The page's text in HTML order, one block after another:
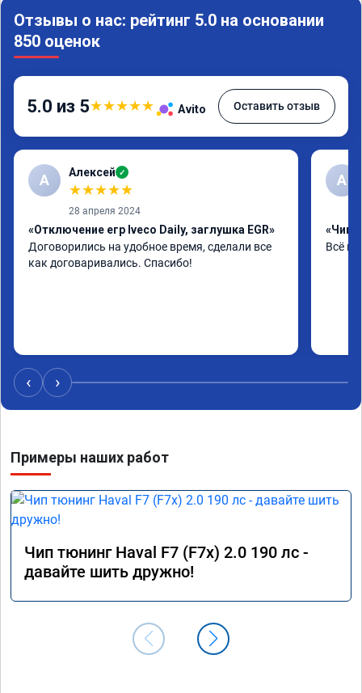
Отзывы о нас: рейтинг 5.0 на основании
850 оценок
5.0 из 5★★★★★ Avito Оставить отзыв
А Алексей ✓
★★★★★
28 апреля 2024
«Отключение егр Iveco Daily, заглушка EGR»
Договорились на удобное время, сделали все
как договаривались. Спасибо!
А
«Чип
Всё
‹ ›
Примеры наших работ
Чип тюнинг Haval F7 (F7x) 2.0 190 лс -
давайте шить дружно!